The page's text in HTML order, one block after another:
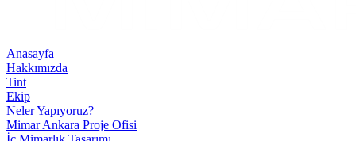
Anasayfa
Hakkımızda
Tint
Ekip
Neler Yapıyoruz?
Mimar Ankara Proje Ofisi